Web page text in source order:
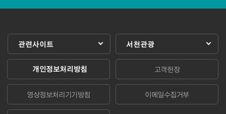
개인정보처리방침 고객헌장
영상정보처리기기방침 이메일수집거부
관련사이트 서천관광